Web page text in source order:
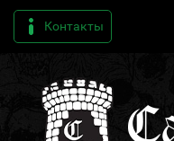
Контакты